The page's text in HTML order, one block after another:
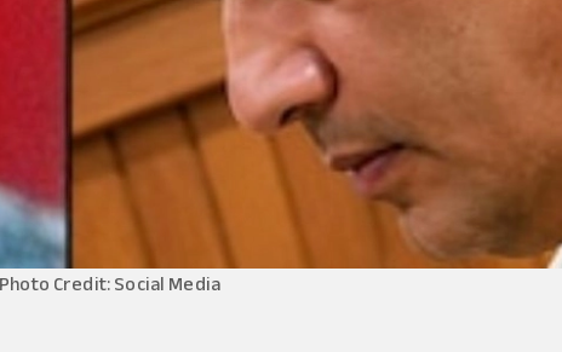
Photo Credit: Social Media